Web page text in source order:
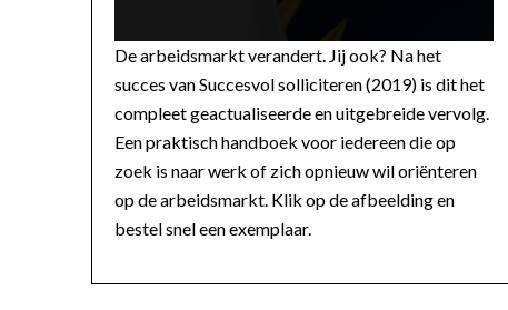
De arbeidsmarkt verandert. Jij ook? Na het
succes van Succesvol solliciteren (2019) is dit het
compleet geactualiseerde en uitgebreide vervolg.
Een praktisch handboek voor iedereen die op
zoek is naar werk of zich opnieuw wil oriënteren
op de arbeidsmarkt. Klik op de afbeelding en
bestel snel een exemplaar.